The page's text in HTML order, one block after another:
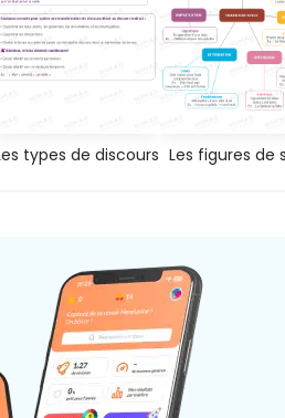
types de discours Les figures de